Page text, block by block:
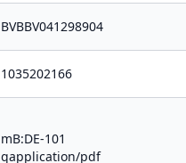
BVBBV041298904
1035202166
mB:DE-101
qapplication/pdf